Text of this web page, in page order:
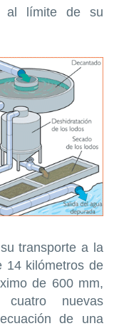
al límite de su
transporte a la
14 kilómetros de
de 600 mm,
nuevas
de una